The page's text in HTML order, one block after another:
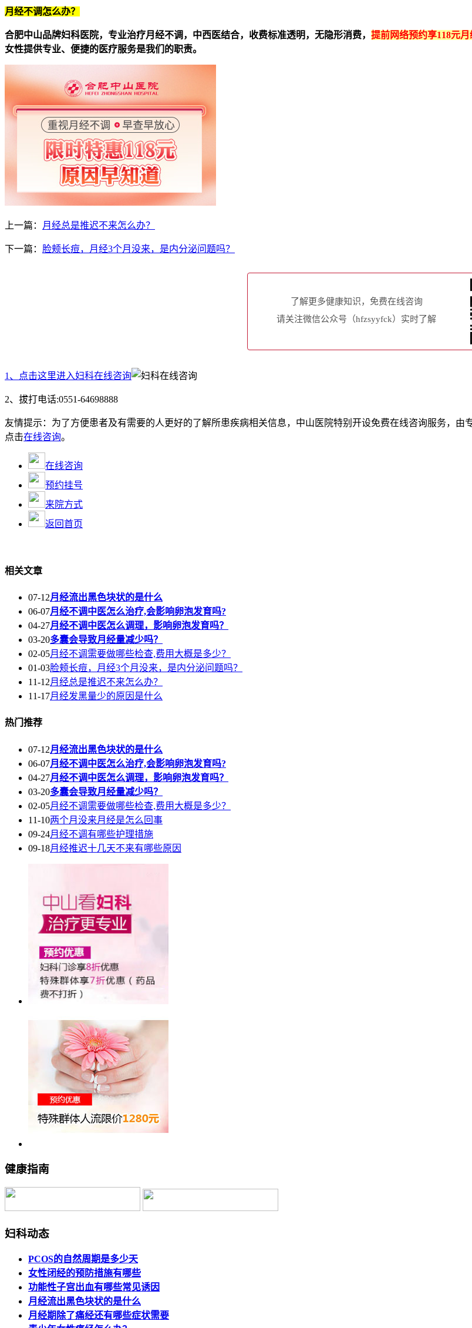
月经不调怎么办？
合肥中山品牌妇科医院，专业治疗月经不调，中西医结合，收费标准透明，无隐形消费， 提前网络预约享118元
女性提供专业、便捷的医疗服务是我们的职责。
上一篇： 月经总是推迟不来怎么办？
下一篇： 脸颊长痘，月经3个月没来，是内分泌问题吗？
了解更多健康知识，免费在线咨询
请关注微信公众号（hfzsyyfck）实时了解
1、点击这里进入妇科在线咨询
2、拔打电话:0551-64698888
友情提示： 为了方便患者及有需要的人更好的了解所患疾病相关信息，中山医院特别开设免费在线咨询服务，
点击在线咨询。
在线咨询
预约挂号
来院方式
返回首页
相关文章
07-12月经流出黑色块状的是什么
06-07月经不调中医怎么治疗,会影响卵泡发育吗?
04-27月经不调中医怎么调理，影响卵泡发育吗？
03-20多囊会导致月经量减少吗？
02-05月经不调需要做哪些检查,费用大概是多少？
01-03脸颊长痘，月经3个月没来，是内分泌问题吗？
11-12月经总是推迟不来怎么办？
11-17月经发黑量少的原因是什么
热门推荐
07-12月经流出黑色块状的是什么
06-07月经不调中医怎么治疗,会影响卵泡发育吗?
04-27月经不调中医怎么调理，影响卵泡发育吗？
03-20多囊会导致月经量减少吗？
02-05月经不调需要做哪些检查,费用大概是多少？
11-10两个月没来月经是怎么回事
09-24月经不调有哪些护理措施
09-18月经推迟十几天不来有哪些原因
健康指南
妇科动态
PCOS的自然周期是多少天
女性闭经的预防措施有哪些
功能性子宫出血有哪些常见诱因
月经流出黑色块状的是什么
月经期除了痛经还有哪些症状需要